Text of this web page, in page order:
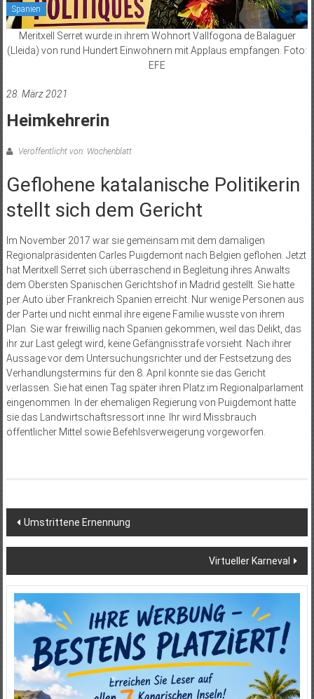
Spanien
Meritxell Serret wurde in ihrem Wohnort Vallfogona de Balaguer
(Lleida) von rund Hundert Einwohnern mit Applaus empfangen. Foto:
EFE
28. März 2021
Heimkehrerin
Veröffentlicht von: Wochenblatt
Geflohene katalanische Politikerin
stellt sich dem Gericht
Im November 2017 war sie gemeinsam mit dem damaligen
Regionalpräsidenten Carles Puigdemont nach Belgien geflohen. Jetzt
hat Meritxell Serret sich überraschend in Begleitung ihres Anwalts
dem Obersten Spanischen Gerichtshof in Madrid gestellt. Sie hatte
per Auto über Frankreich Spanien erreicht. Nur wenige Personen aus
der Partei und nicht einmal ihre eigene Familie wusste von ihrem
Plan. Sie war freiwillig nach Spanien gekommen, weil das Delikt, das
ihr zur Last gelegt wird, keine Gefängnisstrafe vorsieht. Nach ihrer
Aussage vor dem Untersuchungsrichter und der Festsetzung des
Verhandlungstermins für den 8. April konnte sie das Gericht
verlassen. Sie hat einen Tag später ihren Platz im Regionalparlament
eingenommen. In der ehemaligen Regierung von Puigdemont hatte
sie das Landwirtschaftsressort inne. Ihr wird Missbrauch
öffentlicher Mittel sowie Befehlsverweigerung vorgeworfen.
Beitragsnavigation
Umstrittene Ernennung
Virtueller Karneval